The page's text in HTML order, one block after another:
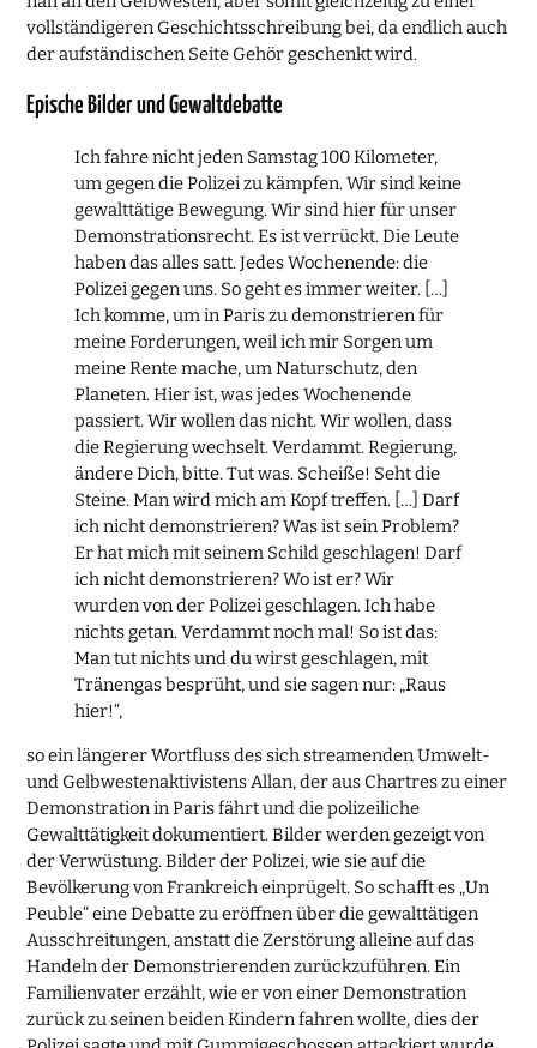
vollständigeren Geschichtsschreibung bei, da endlich auch
der aufständischen Seite Gehör geschenkt wird.
Epische Bilder und Gewaltdebatte
Ich fahre nicht jeden Samstag 100 Kilometer,
um gegen die Polizei zu kämpfen. Wir sind keine
gewalttätige Bewegung. Wir sind hier für unser
Demonstrationsrecht. Es ist verrückt. Die Leute
haben das alles satt. Jedes Wochenende: die
Polizei gegen uns. So geht es immer weiter. […]
Ich komme, um in Paris zu demonstrieren für
meine Forderungen, weil ich mir Sorgen um
meine Rente mache, um Naturschutz, den
Planeten. Hier ist, was jedes Wochenende
passiert. Wir wollen das nicht. Wir wollen, dass
die Regierung wechselt. Verdammt. Regierung,
ändere Dich, bitte. Tut was. Scheiße! Seht die
Steine. Man wird mich am Kopf treffen. […] Darf
ich nicht demonstrieren? Was ist sein Problem?
Er hat mich mit seinem Schild geschlagen! Darf
ich nicht demonstrieren? Wo ist er? Wir
wurden von der Polizei geschlagen. Ich habe
nichts getan. Verdammt noch mal! So ist das:
Man tut nichts und du wirst geschlagen, mit
Tränengas besprüht, und sie sagen nur: „Raus
hier!“,
so ein längerer Wortfluss des sich streamenden Umwelt-
und Gelbwestenaktivistens Allan, der aus Chartres zu einer
Demonstration in Paris fährt und die polizeiliche
Gewalttätigkeit dokumentiert. Bilder werden gezeigt von
der Verwüstung. Bilder der Polizei, wie sie auf die
Bevölkerung von Frankreich einprügelt. So schafft es „Un
Peuble“ eine Debatte zu eröffnen über die gewalttätigen
Ausschreitungen, anstatt die Zerstörung alleine auf das
Handeln der Demonstrierenden zurückzuführen. Ein
Familienvater erzählt, wie er von einer Demonstration
zurück zu seinen beiden Kindern fahren wollte, dies der